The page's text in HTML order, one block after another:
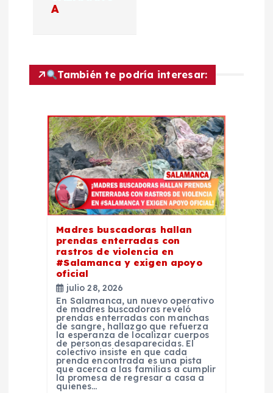
ó
n
A
También te podría interesar:
Madres buscadoras hallan
prendas enterradas con
rastros de violencia en
#Salamanca y exigen apoyo
oficial
julio 28, 2026
En Salamanca, un nuevo operativo
de madres buscadoras reveló
prendas enterradas con manchas
de sangre, hallazgo que refuerza
la esperanza de localizar cuerpos
de personas desaparecidas. El
colectivo insiste en que cada
prenda encontrada es una pista
que acerca a las familias a cumplir
la promesa de regresar a casa a
quienes…